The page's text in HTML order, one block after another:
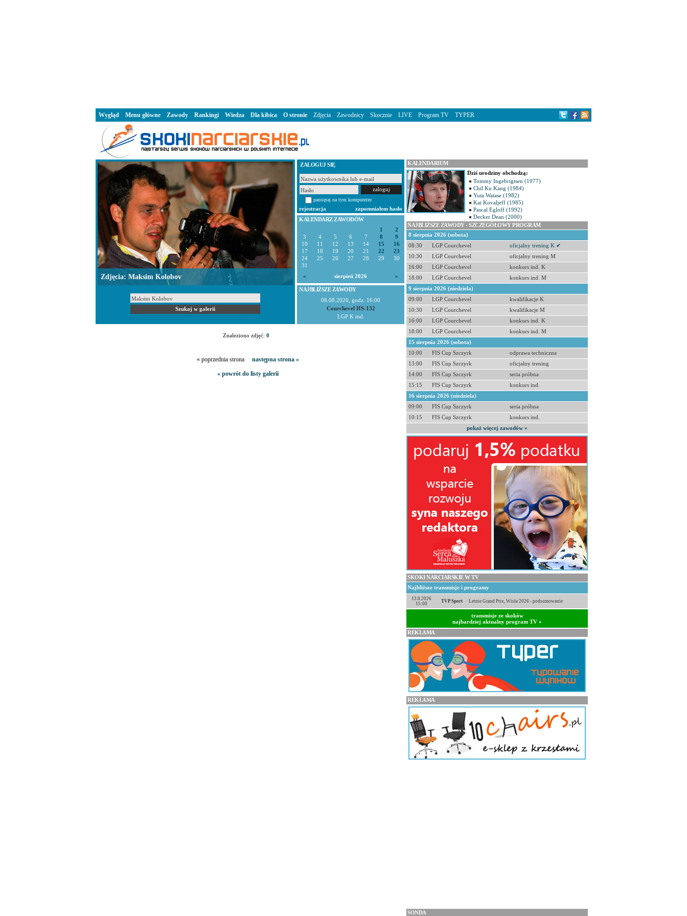
ZALOGUJ SIĘ
pamiętaj na tym komputerze
rejestracja
zapomniałem hasło
KALENDARZ ZAWODÓW
1
2
3
4 5 6 7 8
9
10
11 12 13 14 15
16
17
18 19 20 21 22
23
24
25 26 27 28 29
30
31
«
sierpień 2026 »
NAJBLIŻSZE ZAWODY
08.08.2026, godz. 16:00
Courchevel HS-132
LGP K ind.
Znaleziono zdjęć: 0
« poprzednia strona następna strona »
« powrót do listy galerii
Zdjęcia: Maksim Kolobov
KALENDARIUM
Dziś urodziny obchodzą:
Tommy Ingebrigtsen (1977)
Chil Ku Kang (1984)
Yuta Watase (1982)
Kai Kovaljeff (1985)
Pascal Egloff (1992)
Decker Dean (2000)
NAJBLIŻSZE ZAWODY - SZCZEGÓŁOWY PROGRAM
8 sierpnia 2026 (sobota)
08:30
LGP Courchevel
oficjalny trening K ✔
10:30
LGP Courchevel
oficjalny trening M
16:00
LGP Courchevel
konkurs ind. K
18:00
LGP Courchevel
konkurs ind. M
9 sierpnia 2026 (niedziela)
09:00
LGP Courchevel
kwalifikacje K
10:30
LGP Courchevel
kwalifikacje M
16:00
LGP Courchevel
konkurs ind. K
18:00
LGP Courchevel
konkurs ind. M
15 sierpnia 2026 (sobota)
10:00
FIS Cup Szczyrk
odprawa techniczna
13:00
FIS Cup Szczyrk
oficjalny trening
14:00
FIS Cup Szczyrk
seria próbna
15:15
FIS Cup Szczyrk
konkurs ind.
16 sierpnia 2026 (niedziela)
09:00
FIS Cup Szczyrk
seria próbna
10:15
FIS Cup Szczyrk
konkurs ind.
pokaż więcej zawodów »
SKOKI NARCIARSKIE W TV
Najbliższe transmisje i programy
13.8.2026
15:00
TVP Sport Letnie Grand Prix, Wisła 2026 - podsumowanie
transmisje ze skoków
najbardziej aktualny program TV »
REKLAMA
REKLAMA
SONDA
Wygląd Menu główne Zawody Rankingi Wiedza Dla kibica O stronie Zdjęcia Zawodnicy Skocznie LIVE Program TV TYPER